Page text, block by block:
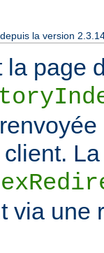
la version
la page
via une